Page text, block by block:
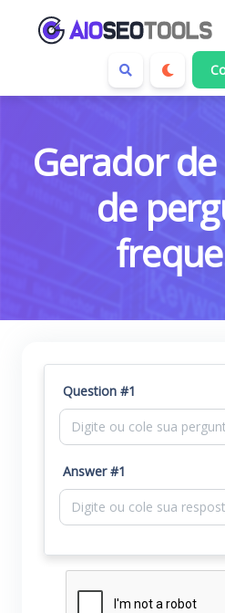
Gerador
de
Question #1
Answer #1